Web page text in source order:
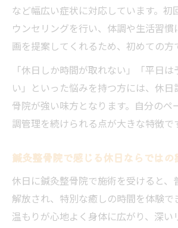
鍼灸整骨院利用者が感じる
鍼灸整骨院を活用した休日
休日を有意義にする鍼灸整
など幅広い症状に対応しています。初
ウンセリングを行い、体調や生活習
画を提案してくれるため、初めての方
「休日しか時間が取れない」「平日は
い」といった悩みを持つ方には、休日
骨院が強い味方となります。自分のペ
調管理を続けられる点が大きな特徴で
鍼灸整骨院で感じる休日ならではの
休日に鍼灸整骨院で施術を受けると、
解放され、特別な癒しの時間を体験で
温もりが心地よく身体に広がり、深い